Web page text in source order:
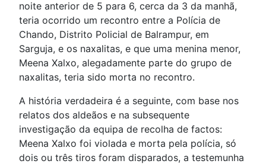
noite anterior de 5 para 6, cerca da 3 da manhã,
teria ocorrido um recontro entre a Polícia de
Chando, Distrito Policial de Balrampur, em
Sarguja, e os naxalitas, e que uma menina menor,
Meena Xalxo, alegadamente parte do grupo de
naxalitas, teria sido morta no recontro.
A história verdadeira é a seguinte, com base nos
relatos dos aldeãos e na subsequente
investigação da equipa de recolha de factos:
Meena Xalxo foi violada e morta pela polícia, só
dois ou três tiros foram disparados, a testemunha